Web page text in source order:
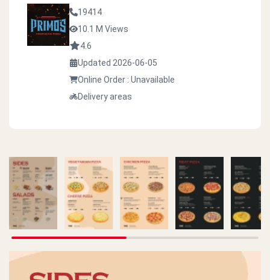
19414
10.1 M Views
4.6
Updated 2026-06-05
Online Order : Unavailable
Delivery areas